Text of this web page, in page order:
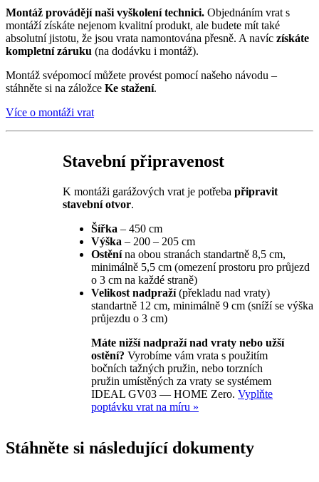
Montáž provádějí naši vyškolení technici. Objednáním vrat s
montáží získáte nejenom kvalitní produkt, ale budete mít také
absolutní jistotu, že jsou vrata namontována přesně. A navíc získáte
kompletní záruku (na dodávku i montáž).
Montáž svépomocí můžete provést pomocí našeho návodu –
stáhněte si na záložce Ke stažení.
Více o montáži vrat
Stavební připravenost
K montáži garážových vrat je potřeba připravit
stavební otvor.
Šířka – 450 cm
Výška – 200 – 205 cm
Ostěnína obou stranách standartně 8,5 cm,
minimálně 5,5 cm (omezení prostoru pro průjezd
o 3 cm na každé straně)
Velikost nadpraží(překladu nad vraty)
standartně 12 cm, minimálně 9 cm (sníží se výška
průjezdu o 3 cm)
Máte nižší nadpraží nad vraty nebo užší
ostění? Vyrobíme vám vrata s použitím
bočních tažných pružin, nebo torzních
pružin umístěných za vraty se systémem
IDEAL GV03 — HOME Zero. Vyplňte
poptávku vrat na míru »
Stáhněte si následující dokumenty